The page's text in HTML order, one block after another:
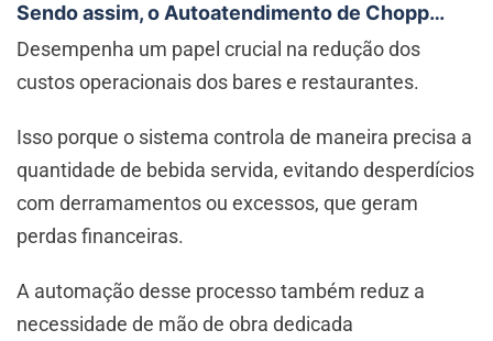
Sendo assim, o Autoatendimento de Chopp…
Desempenha um papel crucial na redução dos
custos operacionais dos bares e restaurantes.
Isso porque o sistema controla de maneira precisa a
quantidade de bebida servida, evitando desperdícios
com derramamentos ou excessos, que geram
perdas financeiras.
A automação desse processo também reduz a
necessidade de mão de obra dedicada